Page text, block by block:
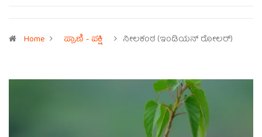
Home ಪ್ರಾಣಿ - ಪಕ್ಷಿ ನೀಲಕಂಠ (ಇಂಡಿಯನ್ ರೋಲರ್)